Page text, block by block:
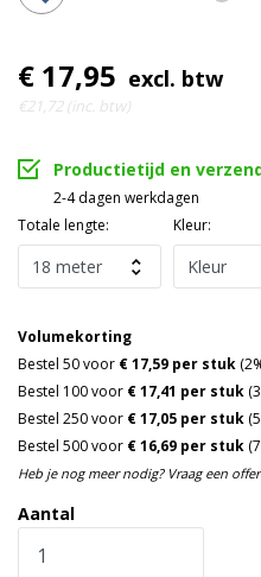
€ 17,95 excl. btw
€21,72 (inc. btw)
Productietijd en
2-4 dagen werkdagen
Totale lengte:
Kleur:
Aantal
Volumekorting
Bestel 50 voor € 17,59 per stuk
Bestel 100 voor € 17,41 per stuk
Bestel 250 voor € 17,05 per stuk
Bestel 500 voor € 16,69 per stuk
Heb je nog meer nodig? Vraag een